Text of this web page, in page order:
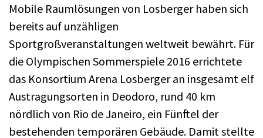
Mobile Raumlösungen von Losberger haben sich
bereits auf unzähligen
Sportgroßveranstaltungen weltweit bewährt. Für
die Olympischen Sommerspiele 2016 errichtete
das Konsortium Arena Losberger an insgesamt elf
Austragungsorten in Deodoro, rund 40 km
nördlich von Rio de Janeiro, ein Fünftel der
bestehenden temporären Gebäude. Damit stellte